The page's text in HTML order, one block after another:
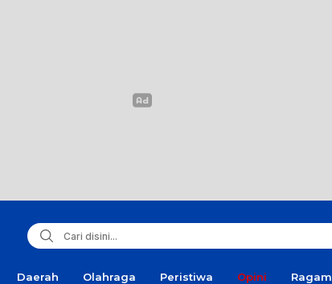
Daerah Olahraga Peristiwa Opini Ragam